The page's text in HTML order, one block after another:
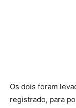
Os dois foram
registrado, para